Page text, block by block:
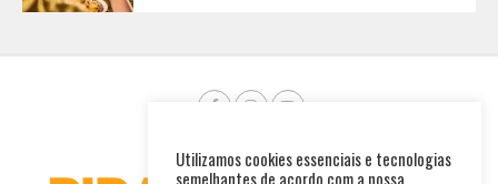
Utilizamos cookies essenciais e tecnologias
semelhantes de acordo com a nossa